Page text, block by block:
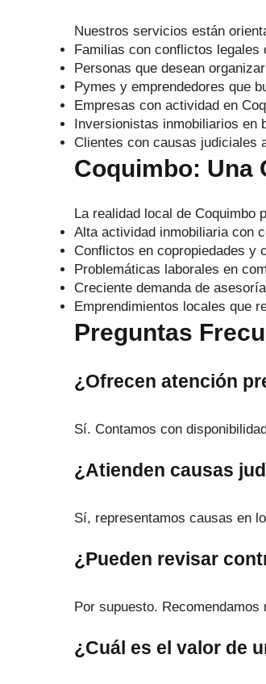
Nuestros servicios están
Familias con conflictos
Personas que desean
Pymes y emprendedores que
Empresas con actividad en
Inversionistas inmobiliarios en
Clientes con causas judiciales
Coquimbo: Una
La realidad local de Coquimbo
Alta actividad inmobiliaria con
Conflictos en copropiedades y
Problemáticas laborales en
Creciente demanda de
Emprendimientos locales que
Preguntas
¿Ofrecen atención
Sí. Contamos con
¿Atienden causas
Sí, representamos causas en
¿Pueden revisar
Por supuesto.
¿Cuál es el valor de